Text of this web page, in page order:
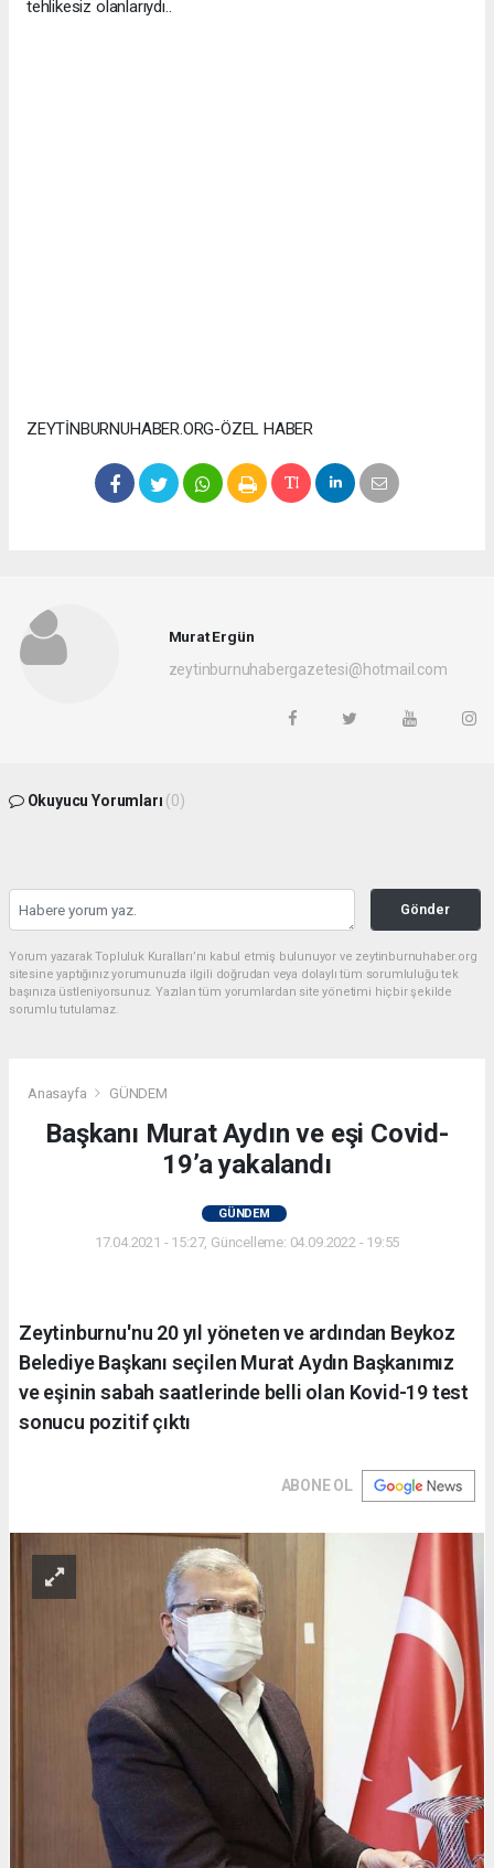
tehlikesiz olanlarıydı..
ZEYTİNBURNUHABER.ORG-ÖZEL HABER
Murat Ergün
zeytinburnuhabergazetesi@hotmail.com
Okuyucu Yorumları (0)
Gönder
Yorum yazarak Topluluk Kuralları’nı kabul etmiş bulunuyor ve zeytinburnuhaber.org
sitesine yaptığınız yorumunuzla ilgili doğrudan veya dolaylı tüm sorumluluğu tek
başınıza üstleniyorsunuz. Yazılan tüm yorumlardan site yönetimi hiçbir şekilde
sorumlu tutulamaz.
Anasayfa GÜNDEM
Başkanı Murat Aydın ve eşi Covid-
19’a yakalandı
GÜNDEM
17.04.2021 - 15:27, Güncelleme: 04.09.2022 - 19:55
Zeytinburnu'nu 20 yıl yöneten ve ardından Beykoz
Belediye Başkanı seçilen Murat Aydın Başkanımız
ve eşinin sabah saatlerinde belli olan Kovid-19 test
sonucu pozitif çıktı
ABONE OL